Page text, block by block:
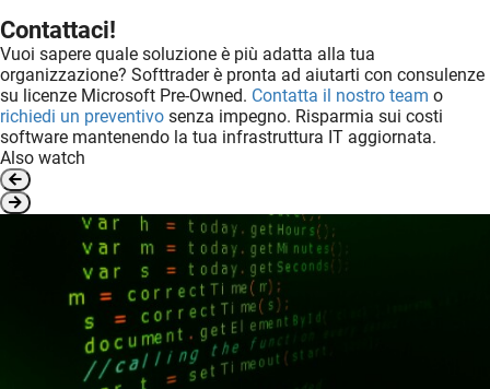
Contattaci!
Vuoi sapere quale soluzione è più adatta alla tua
organizzazione? Softtrader è pronta ad aiutarti con consulenze
su licenze Microsoft Pre-Owned. Contatta il nostro team o
richiedi un preventivo senza impegno. Risparmia sui costi
software mantenendo la tua infrastruttura IT aggiornata.
Also watch